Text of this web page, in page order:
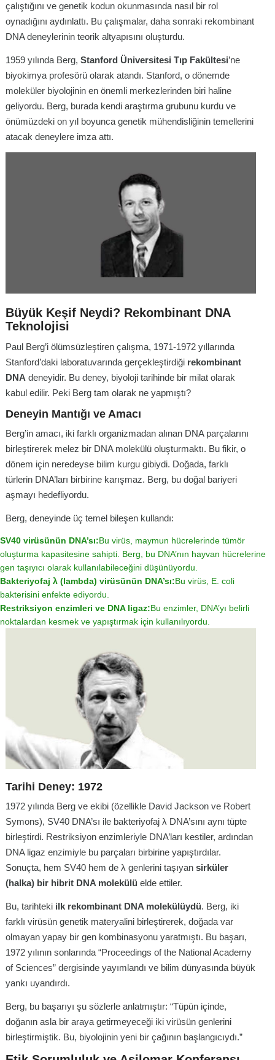
çalıştığını ve genetik kodun okunmasında nasıl bir rol
oynadığını aydınlattı. Bu çalışmalar, daha sonraki rekombinant
DNA deneylerinin teorik altyapısını oluşturdu.
1959 yılında Berg, Stanford Üniversitesi Tıp Fakültesi’ne
biyokimya profesörü olarak atandı. Stanford, o dönemde
moleküler biyolojinin en önemli merkezlerinden biri haline
geliyordu. Berg, burada kendi araştırma grubunu kurdu ve
önümüzdeki on yıl boyunca genetik mühendisliğinin temellerini
atacak deneylere imza attı.
Büyük Keşif Neydi? Rekombinant DNA
Teknolojisi
Paul Berg’i ölümsüzleştiren çalışma, 1971-1972 yıllarında
Stanford’daki laboratuvarında gerçekleştirdiği rekombinant
DNA deneyidir. Bu deney, biyoloji tarihinde bir milat olarak
kabul edilir. Peki Berg tam olarak ne yapmıştı?
Deneyin Mantığı ve Amacı
Berg’in amacı, iki farklı organizmadan alınan DNA parçalarını
birleştirerek melez bir DNA molekülü oluşturmaktı. Bu fikir, o
dönem için neredeyse bilim kurgu gibiydi. Doğada, farklı
türlerin DNA’ları birbirine karışmaz. Berg, bu doğal bariyeri
aşmayı hedefliyordu.
Berg, deneyinde üç temel bileşen kullandı:
SV40 virüsünün DNA’sı:Bu virüs, maymun hücrelerinde tümör
oluşturma kapasitesine sahipti. Berg, bu DNA’nın hayvan hücrelerine
gen taşıyıcı olarak kullanılabileceğini düşünüyordu.
Bakteriyofaj λ (lambda) virüsünün DNA’sı:Bu virüs, E. coli
bakterisini enfekte ediyordu.
Restriksiyon enzimleri ve DNA ligaz:Bu enzimler, DNA’yı belirli
noktalardan kesmek ve yapıştırmak için kullanılıyordu.
Tarihi Deney: 1972
1972 yılında Berg ve ekibi (özellikle David Jackson ve Robert
Symons), SV40 DNA’sı ile bakteriyofaj λ DNA’sını aynı tüpte
birleştirdi. Restriksiyon enzimleriyle DNA’ları kestiler, ardından
DNA ligaz enzimiyle bu parçaları birbirine yapıştırdılar.
Sonuçta, hem SV40 hem de λ genlerini taşıyan sirküler
(halka) bir hibrit DNA molekülü elde ettiler.
Bu, tarihteki ilk rekombinant DNA molekülüydü. Berg, iki
farklı virüsün genetik materyalini birleştirerek, doğada var
olmayan yapay bir gen kombinasyonu yaratmıştı. Bu başarı,
1972 yılının sonlarında “Proceedings of the National Academy
of Sciences” dergisinde yayımlandı ve bilim dünyasında büyük
yankı uyandırdı.
Berg, bu başarıyı şu sözlerle anlatmıştır: “Tüpün içinde,
doğanın asla bir araya getirmeyeceği iki virüsün genlerini
birleştirmiştik. Bu, biyolojinin yeni bir çağının başlangıcıydı.”